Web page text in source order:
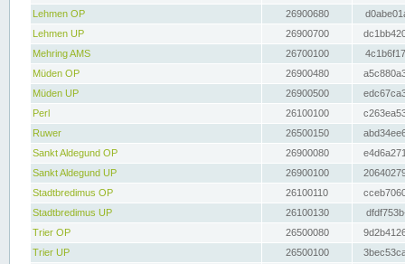
Lehmen OP
26900680
Lehmen UP
26900700
Mehring AMS
26700100
Müden OP
26900480
Müden UP
26900500
Perl
26100100
Ruwer
26500150
Sankt Aldegund OP
26900080
Sankt Aldegund UP
26900100
Stadtbredimus OP
26100110
Stadtbredimus UP
26100130
Trier OP
26500080
Trier UP
26500100